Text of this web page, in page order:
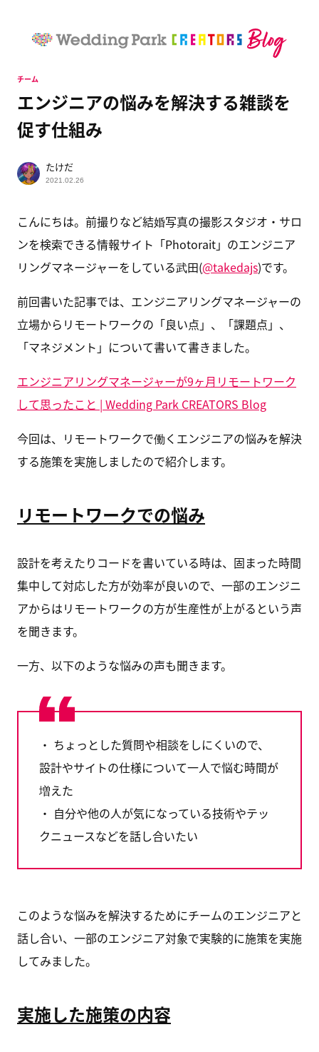
エンジニアの悩みを解決する雑談を
促す仕組み
チーム
たけだ
2021.02.26
こんにちは。前撮りなど結婚写真の撮影スタジオ・サロ
ンを検索できる情報サイト「Photorait」のエンジニア
リングマネージャーをしている武田(@takedajs)です。
前回書いた記事では、エンジニアリングマネージャーの
立場からリモートワークの「良い点」、「課題点」、
「マネジメント」について書いて書きました。
エンジニアリングマネージャーが9ヶ月リモートワーク
して思ったこと | Wedding Park CREATORS Blog
今回は、リモートワークで働くエンジニアの悩みを解決
する施策を実施しましたので紹介します。
リモートワークでの悩み
設計を考えたりコードを書いている時は、固まった時間
集中して対応した方が効率が良いので、一部のエンジニ
アからはリモートワークの方が生産性が上がるという声
を聞きます。
一方、以下のような悩みの声も聞きます。
・ ちょっとした質問や相談をしにくいので、
設計やサイトの仕様について一人で悩む時間が
増えた
・ 自分や他の人が気になっている技術やテッ
クニュースなどを話し合いたい
このような悩みを解決するためにチームのエンジニアと
話し合い、一部のエンジニア対象で実験的に施策を実施
してみました。
実施した施策の内容